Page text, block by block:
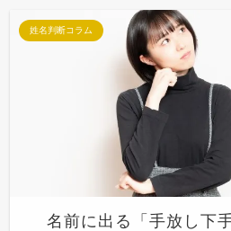
姓名判断コラム
名前に出る「手放し下